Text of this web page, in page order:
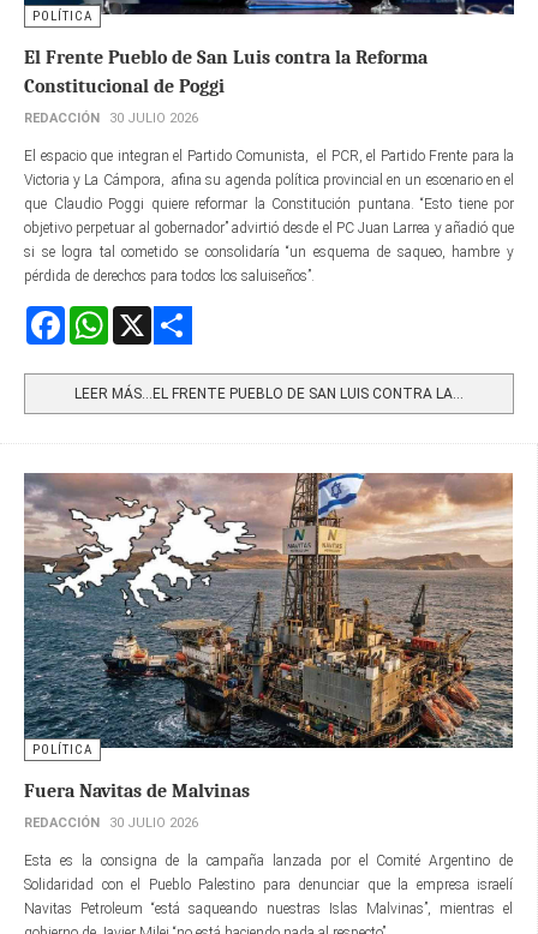
POLÍTICA
El Frente Pueblo de San Luis contra la Reforma
Constitucional de Poggi
REDACCIÓN 30 JULIO 2026
El espacio que integran el Partido Comunista, el PCR, el Partido Frente para la
Victoria y La Cámpora, afina su agenda política provincial en un escenario en el
que Claudio Poggi quiere reformar la Constitución puntana. “Esto tiene por
objetivo perpetuar al gobernador” advirtió desde el PC Juan Larrea y añadió que
si se logra tal cometido se consolidaría “un esquema de saqueo, hambre y
pérdida de derechos para todos los saluiseños”.
FacebookWhatsApp
LEER MÁS…EL FRENTE PUEBLO DE SAN LUIS CONTRA LA...
POLÍTICA
Fuera Navitas de Malvinas
REDACCIÓN 30 JULIO 2026
Esta es la consigna de la campaña lanzada por el Comité Argentino de
Solidaridad con el Pueblo Palestino para denunciar que la empresa israelí
Navitas Petroleum “está saqueando nuestras Islas Malvinas”, mientras el